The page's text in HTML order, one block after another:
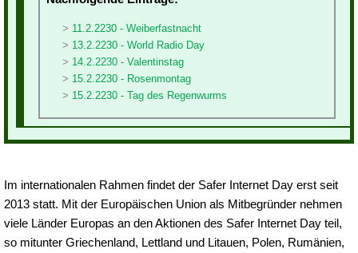
11.2.2230 - Weiberfastnacht
13.2.2230 - World Radio Day
14.2.2230 - Valentinstag
15.2.2230 - Rosenmontag
15.2.2230 - Tag des Regenwurms
Im internationalen Rahmen findet der Safer Internet Day erst seit
2013 statt. Mit der Europäischen Union als Mitbegründer nehmen
viele Länder Europas an den Aktionen des Safer Internet Day teil,
so mitunter Griechenland, Lettland und Litauen, Polen, Rumänien,